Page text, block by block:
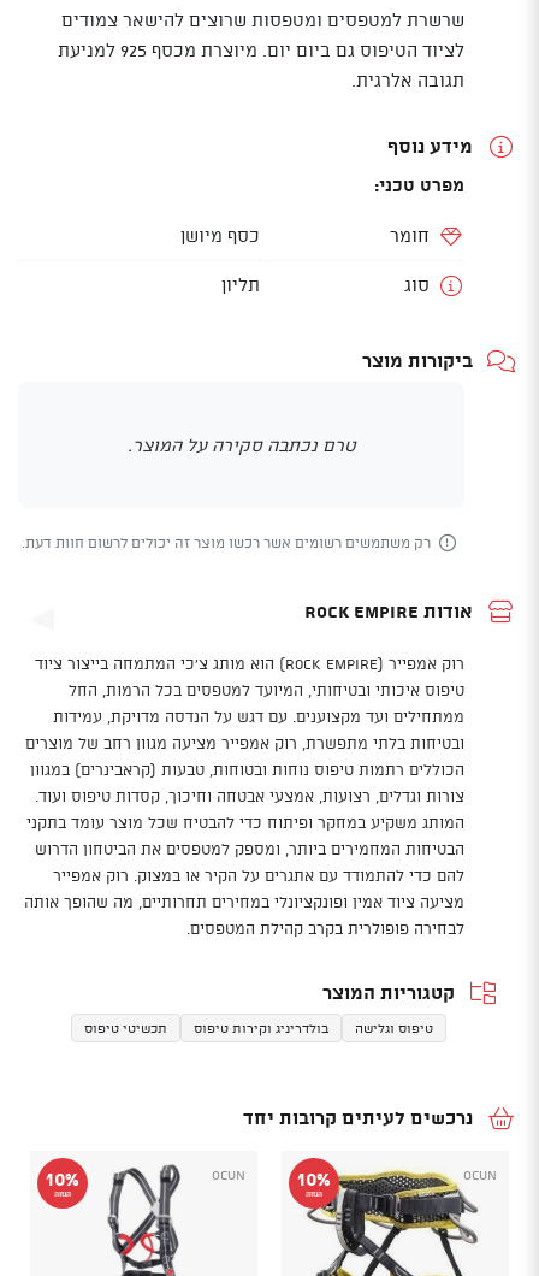
שרשרת למטפסים ומטפסות שרוצים להישאר צמודים
לציוד הטיפוס גם ביום יום. מיוצרת מכסף 925 למניעת
תגובה אלרגית.
מידע נוסף
מפרט טכני:
חומר כסף מיושן
סוג תליון
ביקורות מוצר
טרם נכתבה סקירה על המוצר.
רק משתמשים רשומים אשר רכשו מוצר זה יכולים לרשום חוות דעת.
אודות Rock Empire
רוק אמפייר (Rock Empire) הוא מותג צ'כי המתמחה בייצור ציוד
טיפוס איכותי ובטיחותי, המיועד למטפסים בכל הרמות, החל
ממתחילים ועד מקצוענים. עם דגש על הנדסה מדויקת, עמידות
ובטיחות בלתי מתפשרת, רוק אמפייר מציעה מגוון רחב של מוצרים
הכוללים רתמות טיפוס נוחות ובטוחות, טבעות (קראבינרים) במגוון
צורות וגדלים, רצועות, אמצעי אבטחה וחיכוך, קסדות טיפוס ועוד.
המותג משקיע במחקר ופיתוח כדי להבטיח שכל מוצר עומד בתקני
הבטיחות המחמירים ביותר, ומספק למטפסים את הביטחון הדרוש
להם כדי להתמודד עם אתגרים על הקיר או במצוק. רוק אמפייר
מציעה ציוד אמין ופונקציונלי במחירים תחרותיים, מה שהופך אותה
לבחירה פופולרית בקרב קהילת המטפסים.
קטגוריות המוצר
טיפוס וגלישה בולדריניג וקירות טיפוס תכשיטי טיפוס
נרכשים לעיתים קרובות יחד
10%
הנחה
Ocun
10%
הנחה
Ocun